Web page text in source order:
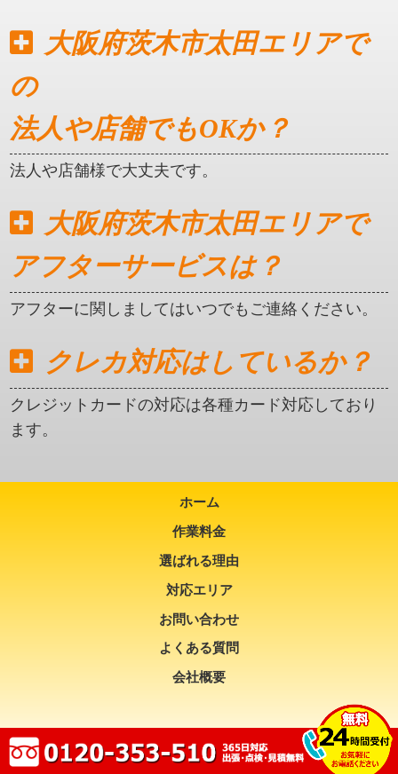
大阪府茨木市太田エリアで
の
法人や店舗でもOKか？
法人や店舗様で大丈夫です。
大阪府茨木市太田エリアで
アフターサービスは？
アフターに関しましてはいつでもご連絡ください。
クレカ対応はしているか？
クレジットカードの対応は各種カード対応しており
ます。
ホーム
作業料金
選ばれる理由
対応エリア
お問い合わせ
よくある質問
会社概要